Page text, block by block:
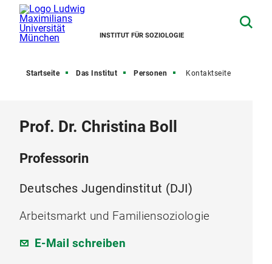
INSTITUT FÜR SOZIOLOGIE
Startseite Das Institut Personen Kontaktseite
Prof. Dr. Christina Boll
Professorin
Deutsches Jugendinstitut (DJI)
Arbeitsmarkt und Familiensoziologie
E-Mail schreiben